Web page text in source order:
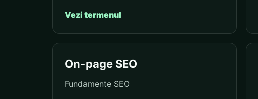
Vezi termenul
On-page SEO
Fundamente SEO